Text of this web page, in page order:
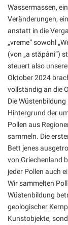
Wassermassen,
Veränderungen,
anstatt in die
„vreme“ sowohl
(von „a stăpâni“)
steuert also
Oktober 2024
vollständig an die
Die
Hintergrund der
Pollen aus
sammeln. Die
Bett jenes
von Griechenland
jeder Pollen auch
Wir sammelten
Wüstenbildung
geologischer
Kunstobjekte,